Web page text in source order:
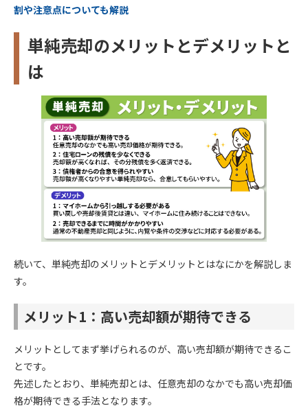
割や注意点についても解説
単純売却のメリットとデメリットと
は
続いて、単純売却のメリットとデメリットとはなにかを解説しま
す。
メリット1：高い売却額が期待できる
メリットとしてまず挙げられるのが、高い売却額が期待できるこ
とです。
先述したとおり、単純売却とは、任意売却のなかでも高い売却価
格が期待できる手法となります。